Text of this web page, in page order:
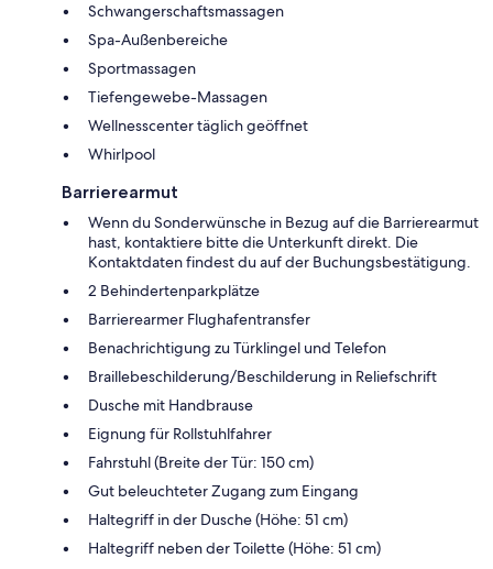
Schwangerschaftsmassagen
Spa-Außenbereiche
Sportmassagen
Tiefengewebe-Massagen
Wellnesscenter täglich geöffnet
Whirlpool
Barrierearmut
Wenn du Sonderwünsche in Bezug auf die Barrierearmut
hast, kontaktiere bitte die Unterkunft direkt. Die
Kontaktdaten findest du auf der Buchungsbestätigung.
2 Behindertenparkplätze
Barrierearmer Flughafentransfer
Benachrichtigung zu Türklingel und Telefon
Braillebeschilderung/Beschilderung in Reliefschrift
Dusche mit Handbrause
Eignung für Rollstuhlfahrer
Fahrstuhl (Breite der Tür: 150 cm)
Gut beleuchteter Zugang zum Eingang
Haltegriff in der Dusche (Höhe: 51 cm)
Haltegriff neben der Toilette (Höhe: 51 cm)